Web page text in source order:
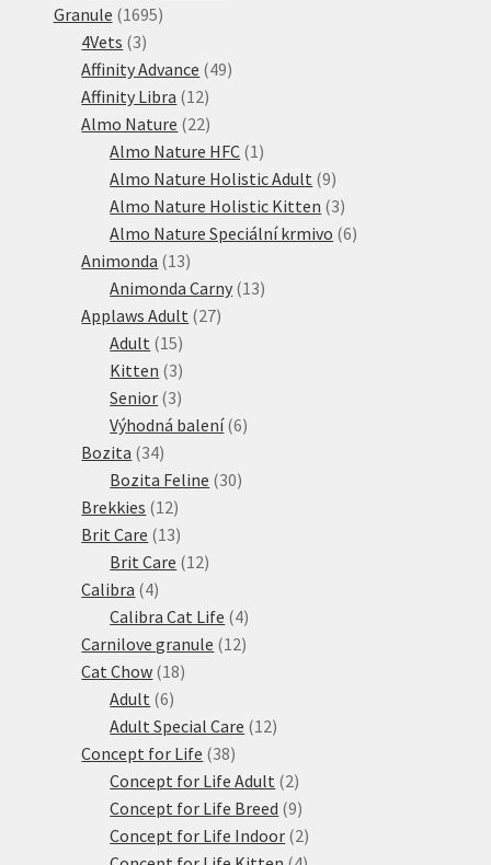
Granule 16951695
4Vets 33
produkty
Affinity Advance 4949
Affinity Libra 1212
produktů
Almo Nature 2222
produktů
Almo Nature HFC 1 1
produkt
Almo Nature Holistic Adult 99
produktů
Almo Nature Holistic Kitten 33
produkty
Almo Nature Speciální krmivo 66
Animonda 1313
produktů
Animonda Carny 1313
Applaws Adult 2727
Adult 1515
produktů
Kitten 33
produkty
Senior 33
produkty
Výhodná balení 66
Bozita 3434
produktů
Bozita Feline 3030
Brekkies 1212
produktů
Brit Care 1313
produktů
Brit Care 1212
Calibra 44
produkty
Calibra Cat Life 44
produkty
Carnilove granule 1212
Cat Chow 1818
Adult 66
produktů
Adult Special Care 1212
Concept for Life 3838
produktů
Concept for Life Adult 22
produkty
Concept for Life Breed 99
produktů
Concept for Life Indoor 22